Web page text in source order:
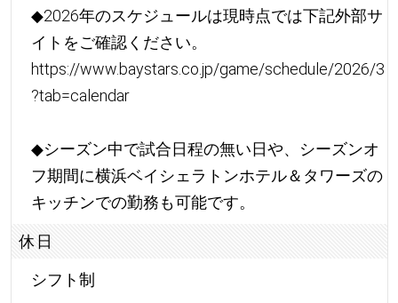
◆2026年のスケジュールは現時点では下記外部サ
イトをご確認ください。
https://www.baystars.co.jp/game/schedule/2026/3
?tab=calendar
◆シーズン中で試合日程の無い日や、シーズンオ
フ期間に横浜ベイシェラトンホテル＆タワーズの
キッチンでの勤務も可能です。
休日
シフト制